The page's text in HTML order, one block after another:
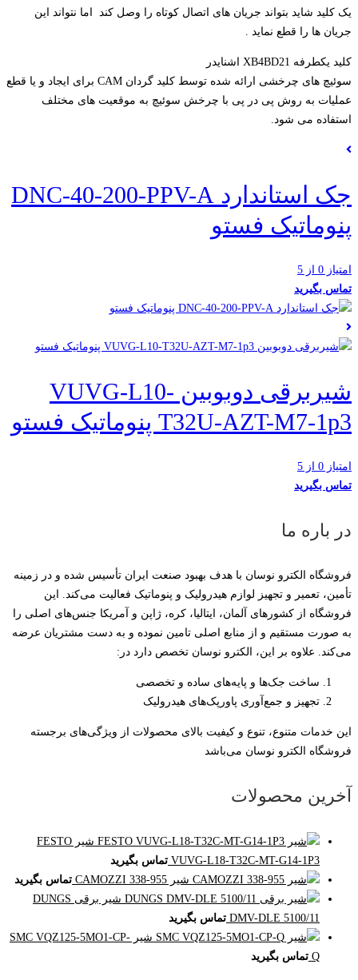
یک کلید شاید بتواند جریان های اتصال کوتاه را وصل کند اما نتواند این
جریان ها را قطع نماید .
کلید یکطرفه XB4BD21 اشنایدر
سوئیچ های چرخشی ارائه شده توسط کلید گردان CAM برای ایجاد و یا قطع
عملیات به روش پی در پی با چرخش سوئیچ به موقعیت های مختلف
استفاده می شود.
جک استاندارد DNC-40-200-PPV-A
پنوماتیک فستو
امتیاز 0 از 5
تماس بگیرید
شیربرقی دوبوبین VUVG-L10-
T32U-AZT-M7-1p3 پنوماتیک فستو
امتیاز 0 از 5
تماس بگیرید
در باره ما
فروشگاه الکترو نوسان با هدف بهبود صنعت ایران تأسیس شده و در زمینه
تأمین، تعمیر و تجهیز لوازم هیدرولیک و پنوماتیک فعالیت می‌کند. این
فروشگاه از کشورهای آلمان، ایتالیا، کره، ژاپن و آمریکا جنس‌های اصلی را
به صورت مستقیم و از منابع اصلی تامین نموده و به دست مشتریان عرضه
می‌کند. علاوه بر این، الکترو نوسان تخصص دارد در:
ساخت جک‌ها و پایه‌های ساده و تخصصی
تجهیز و جمع‌آوری پاورپک‌های هیدرولیک
این خدمات متنوع، تنوع و کیفیت بالای محصولات از ویژگی‌های برجسته
فروشگاه الکترو نوسان می‌باشد
آخرین محصولات
شیر FESTO
VUVG-L18-T32C-MT-G14-1P3 تماس بگیرید
شیر CAMOZZI 338-955
تماس بگیرید
شیر برقی DUNGS
DMV-DLE 5100/11 تماس بگیرید
شیر SMC VQZ125-5MO1-CP-
Q تماس بگیرید